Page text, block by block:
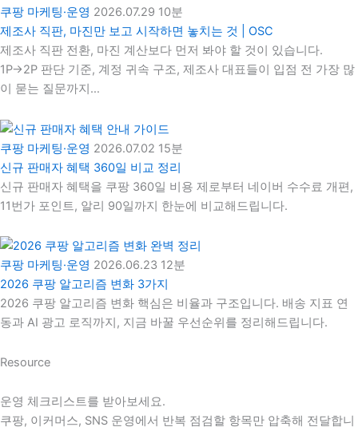
쿠팡 마케팅·운영 2026.07.29 10분
제조사 직판, 마진만 보고 시작하면 놓치는 것 | OSC
제조사 직판 전환, 마진 계산보다 먼저 봐야 할 것이 있습니다.
1P→2P 판단 기준, 계정 귀속 구조, 제조사 대표들이 입점 전 가장 많
이 묻는 질문까지…
쿠팡 마케팅·운영 2026.07.02 15분
신규 판매자 혜택 360일 비교 정리
신규 판매자 혜택을 쿠팡 360일 비용 제로부터 네이버 수수료 개편,
11번가 포인트, 알리 90일까지 한눈에 비교해드립니다.
쿠팡 마케팅·운영 2026.06.23 12분
2026 쿠팡 알고리즘 변화 3가지
2026 쿠팡 알고리즘 변화 핵심은 비율과 구조입니다. 배송 지표 연
동과 AI 광고 로직까지, 지금 바꿀 우선순위를 정리해드립니다.
Resource
운영 체크리스트를 받아보세요.
쿠팡, 이커머스, SNS 운영에서 반복 점검할 항목만 압축해 전달합니